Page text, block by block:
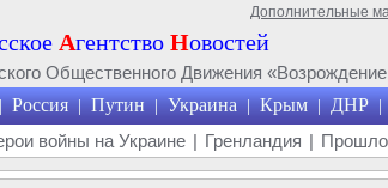
Дополнительные
Агентство Новостей
Общественного Движения
Россия | Путин | Украина | Крым | ДНР |
войны на Украине | Гренландия |